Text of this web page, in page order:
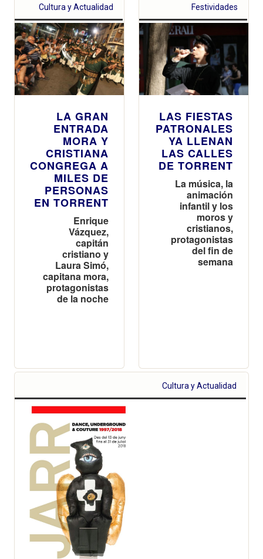
Cultura y Actualidad
LA GRAN
ENTRADA
MORA Y
CRISTIANA
CONGREGA A
MILES DE
PERSONAS
EN TORRENT
Enrique
Vázquez,
capitán
cristiano y
Laura Simó,
capitana mora,
protagonistas
de la noche
Festividades
LAS FIESTAS
PATRONALES
YA LLENAN
LAS CALLES
DE TORRENT
La música, la
animación
infantil y los
moros y
cristianos,
protagonistas
del fin de
semana
Cultura y Actualidad